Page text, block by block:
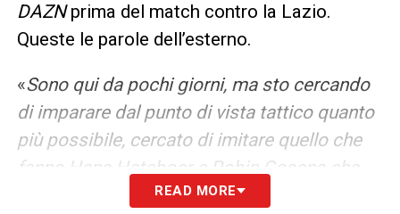
DAZNprima del match contro la Lazio.
Queste le parole dell’esterno.
«Sono qui da pochi giorni, ma sto cercando
di imparare dal punto di vista tattico quanto
più possibile, cercato di imitare quello che
fanno Hans Hateboer e Robin Gosens che
sono qui da più tempo di me. Non è facile
READ MORE